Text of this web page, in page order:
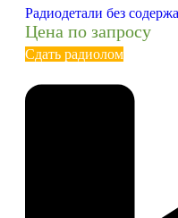
Радиодетали без
Цена по запросу
Сдать радиолом